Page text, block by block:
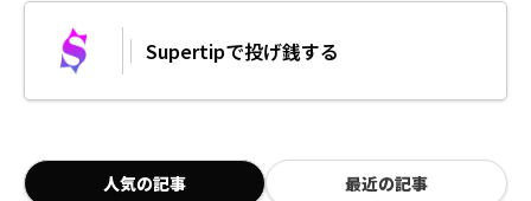
Supertipで投げ銭する
人気の記事 最近の記事